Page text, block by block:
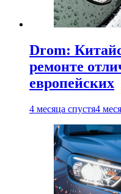
Drom:
ремонте
европейских
4 месяца спустя4